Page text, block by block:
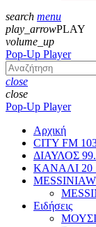
search menu
play_arrowPLAY
volume_up
Pop-Up Player
close
close
Pop-Up Player
Αρχική
CITY FM
ΔΙΑΥΛΟΣ
ΚΑΝΑΛΙ 20
Eιδήσεις